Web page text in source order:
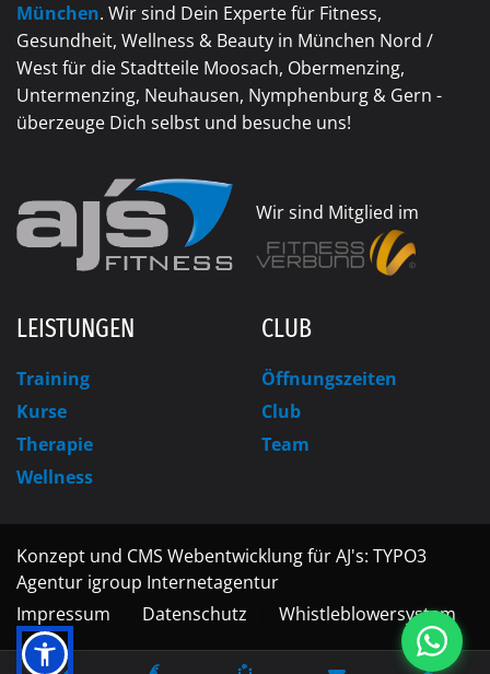
München. Wir sind Dein Experte für Fitness,
Gesundheit, Wellness & Beauty in München Nord /
West für die Stadtteile Moosach, Obermenzing,
Untermenzing, Neuhausen, Nymphenburg & Gern -
überzeuge Dich selbst und besuche uns!
Wir sind Mitglied im
LEISTUNGEN
Training
Kurse
Therapie
Wellness
CLUB
Öffnungszeiten
Club
Team
Konzept und CMS Webentwicklung für AJ's: TYPO3
Agentur igroup Internetagentur
Impressum
Datenschutz Whistleblowersystem